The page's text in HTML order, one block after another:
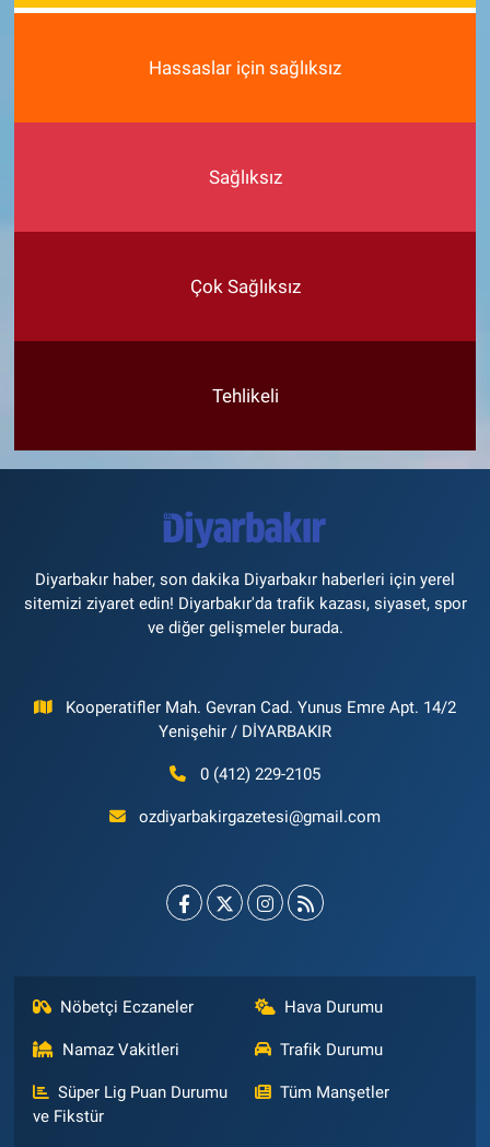
Hassaslar için sağlıksız
Sağlıksız
Çok Sağlıksız
Tehlikeli
Diyarbakır haber, son dakika Diyarbakır haberleri için yerel
sitemizi ziyaret edin! Diyarbakır'da trafik kazası, siyaset, spor
ve diğer gelişmeler burada.
Kooperatifler Mah. Gevran Cad. Yunus Emre Apt. 14/2
Yenişehir / DİYARBAKIR
0 (412) 229-2105
ozdiyarbakirgazetesi@gmail.com
Nöbetçi Eczaneler Hava Durumu
Namaz Vakitleri Trafik Durumu
Süper Lig Puan Durumu
ve Fikstür
Tüm Manşetler